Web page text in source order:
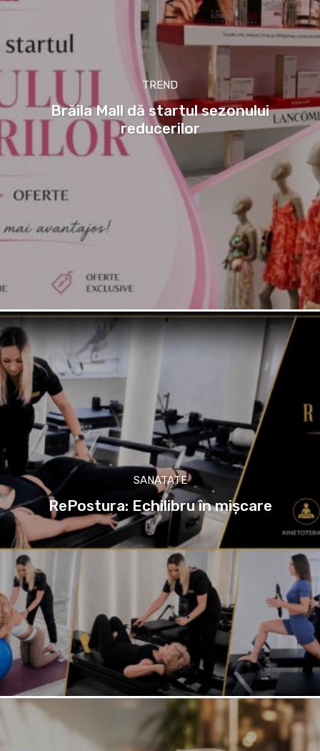
TREND
Brăila Mall dă startul sezonului
reducerilor
SANATATE
RePostura: Echilibru în mișcare